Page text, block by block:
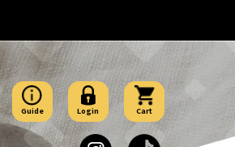
Guide Login Cart